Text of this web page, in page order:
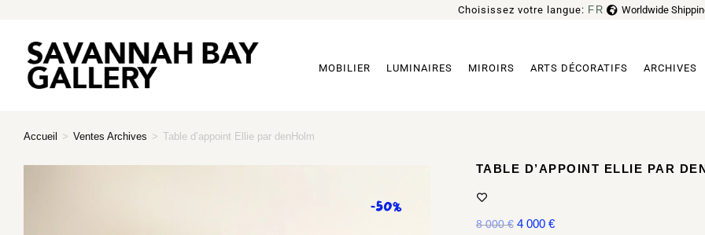
Choisissez votre langue: FR
EN Worldwide
MOBILIER LUMINAIRES MIROIRS ARTS DÉCORATIFS ARCHIVES
Accueil > Ventes Archives > Table d’appoint Ellie par denHolm
TABLE D’APPOINT ELLIE PAR
8 000€ 4 000 €